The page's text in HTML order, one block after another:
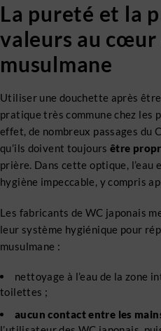
La pureté et la
valeurs au
musulmane
Utiliser une douchette après
pratique très commune chez les
effet, de nombreux passages du
qu’ils doivent toujours être
prière. Dans cette optique,
hygiène impeccable, y compris
Les fabricants de WC japonais
leur système hygiénique pour
musulmane :
nettoyage à l’eau de la zone
toilettes ;
aucun contact entre les